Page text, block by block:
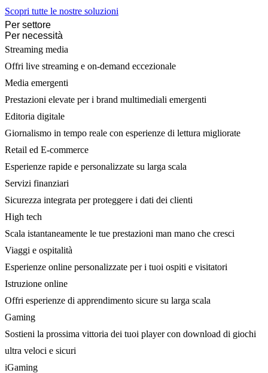
Scopri tutte le nostre soluzioni
Per settore
Per necessità
Streaming media
Offri live streaming e on-demand eccezionale
Media emergenti
Prestazioni elevate per i brand multimediali emergenti
Editoria digitale
Giornalismo in tempo reale con esperienze di lettura migliorate
Retail ed E-commerce
Esperienze rapide e personalizzate su larga scala
Servizi finanziari
Sicurezza integrata per proteggere i dati dei clienti
High tech
Scala istantaneamente le tue prestazioni man mano che cresci
Viaggi e ospitalità
Esperienze online personalizzate per i tuoi ospiti e visitatori
Istruzione online
Offri esperienze di apprendimento sicure su larga scala
Gaming
Sostieni la prossima vittoria dei tuoi player con download di giochi
ultra veloci e sicuri
iGaming